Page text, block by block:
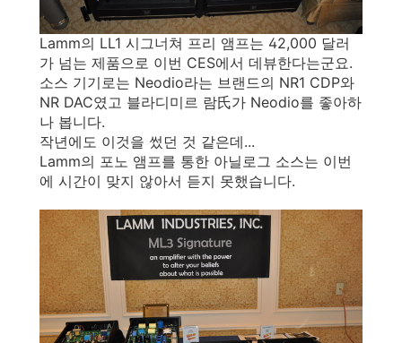
Lamm의 LL1 시그너쳐 프리 앰프는 42,000 달러
가 넘는 제품으로 이번 CES에서 데뷰한다는군요.
소스 기기로는 Neodio라는 브랜드의 NR1 CDP와
NR DAC였고 블라디미르 람氏가 Neodio를 좋아하
나 봅니다.
작년에도 이것을 썼던 것 같은데...
Lamm의 포노 앰프를 통한 아닐로그 소스는 이번
에 시간이 맞지 않아서 듣지 못했습니다.